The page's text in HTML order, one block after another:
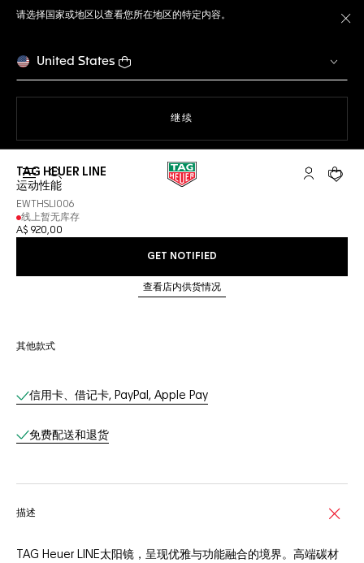
请选择国家或地区以查看您所在地区的特定内容。
United States
继续
打开搜索 My TAG您的
TAG HEUER LINE
运动性能
EWTHSLI006
线上暂无库存
A$ 920,00
GET NOTIFIED
查看店内供货情况
其他款式
线上服务
信用卡、借记卡, PayPal, Apple Pay
免费配送和退货
描述
TAG Heuer LINE太阳镜，呈现优雅与功能融合的境界。高端碳材